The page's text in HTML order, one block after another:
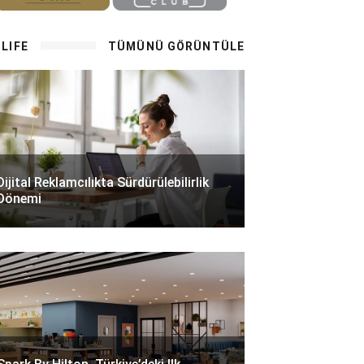
TÜMÜNÜ GÖRÜNTÜLE
Reklamcılıkta Sürdürülebilirlik